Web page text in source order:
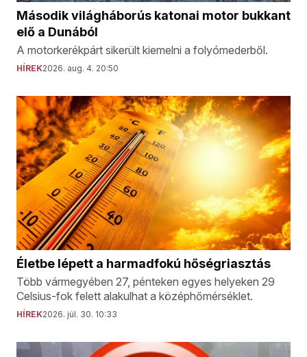
Második világháborús katonai motor bukkant
elő a Dunából
A motorkerékpárt sikerült kiemelni a folyómederből.
HÍREK2026. aug. 4. 20:50
Életbe lépett a harmadfokú hőségriasztás
Több vármegyében 27, pénteken egyes helyeken 29
Celsius-fok felett alakulhat a középhőmérséklet.
HÍREK2026. júl. 30. 10:33